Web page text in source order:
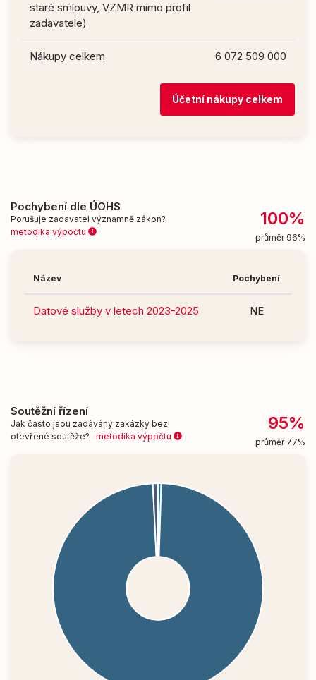
staré smlouvy, VZMR mimo profil
zadavatele)
Nákupy celkem 6 072 509 000
Účetní nákupy celkem
Pochybení dle ÚOHS
Porušuje zadavatel významně zákon?
metodika výpočtu
100%
průměr 96%
Název Pochybení
Datové služby v letech 2023-2025 NE
Soutěžní řízení
Jak často jsou zadávány zakázky bez
otevřené soutěže? metodika výpočtu
95%
průměr 77%